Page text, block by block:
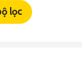
lọc